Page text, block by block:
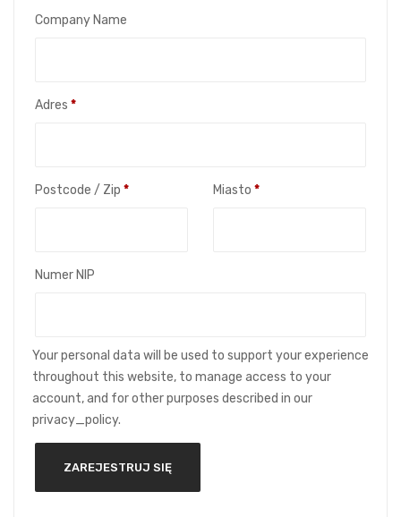
Company Name
Adres *
Postcode / Zip * Miasto*
Numer NIP
Your personal data will be used to support your experience
throughout this website, to manage access to your
account, and for other purposes described in our
privacy_policy.
ZAREJESTRUJ SIĘ